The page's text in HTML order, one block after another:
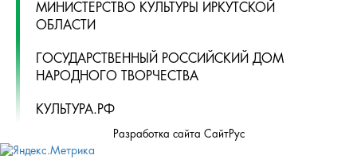
МИНИСТЕРСТВО КУЛЬТУРЫ ИРКУТСКОЙ
ОБЛАСТИ
ГОСУДАРСТВЕННЫЙ РОССИЙСКИЙ ДОМ
НАРОДНОГО ТВОРЧЕСТВА
КУЛЬТУРА.РФ
Разработка сайта СайтРус